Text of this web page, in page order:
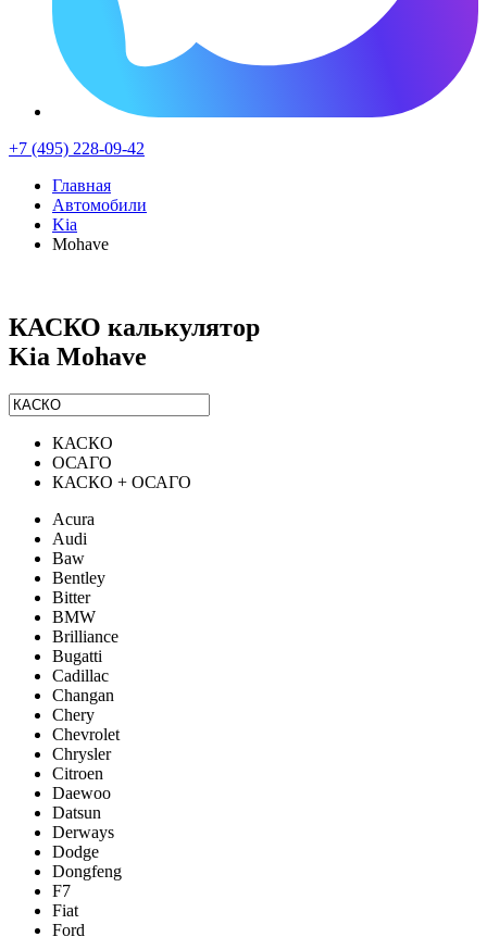
+7 (495) 228-09-42
Главная
Автомобили
Kia
Mohave
КАСКО калькулятор
Kia Mohave
КАСКО
ОСАГО
КАСКО + ОСАГО
Acura
Audi
Baw
Bentley
Bitter
BMW
Brilliance
Bugatti
Cadillac
Changan
Chery
Chevrolet
Chrysler
Citroen
Daewoo
Datsun
Derways
Dodge
Dongfeng
F7
Fiat
Ford